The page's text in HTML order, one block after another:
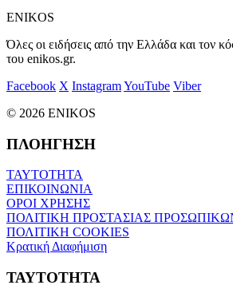
ENIKOS
Όλες οι ειδήσεις από την Ελλάδα και τον
του enikos.gr.
Facebook X InstagramYouTube Viber
© 2026 ENIKOS
ΠΛΟΗΓΗΣΗ
ΤΑΥΤΟΤΗΤΑ
ΕΠΙΚΟΙΝΩΝΙΑ
ΟΡΟΙ ΧΡΗΣΗΣ
ΠΟΛΙΤΙΚΗ ΠΡΟΣΤΑΣΙΑΣ
ΠΟΛΙΤΙΚΗ COOKIES
Κρατική Διαφήμιση
ΤΑΥΤΟΤΗΤΑ